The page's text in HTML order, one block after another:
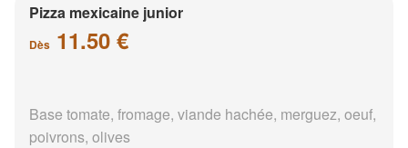
Pizza mexicaine junior
Dès 11.50 €
Base tomate, fromage, viande hachée, merguez, oeuf,
poivrons, olives